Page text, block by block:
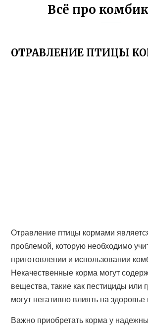
Всё про
ОТРАВЛЕНИЕ ПТИЦЫ
Отравление птицы кормами
проблемой, которую необходимо
приготовлении и использовании
Некачественные корма могут
вещества, такие как пестициды или
могут негативно влиять на
Важно приобретать корма у